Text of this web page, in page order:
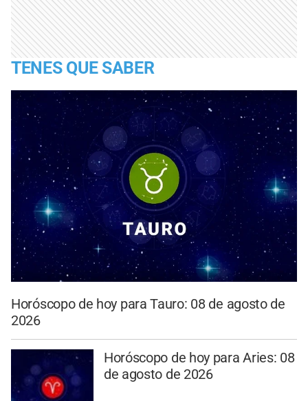
TENES QUE SABER
Horóscopo de hoy para Tauro: 08 de agosto de
2026
Horóscopo de hoy para Aries: 08
de agosto de 2026